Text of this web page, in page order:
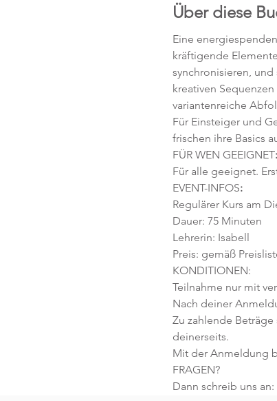
Über diese
Eine
kräftigende
synchronisieren,
kreativen
variantenreiche
Für Einsteiger und
frischen ihre Basics
FÜR WEN GEEIGNET:
Für alle geeignet.
EVENT-INFOS:
Regulärer Kurs am
Dauer: 75 Minuten
Lehrerin: Isabell
Preis: gemäß
KONDITIONEN:
Teilnahme nur mit
Nach deiner
Zu zahlende
deinerseits.
Mit der Anmeldung
FRAGEN?
Dann schreib uns